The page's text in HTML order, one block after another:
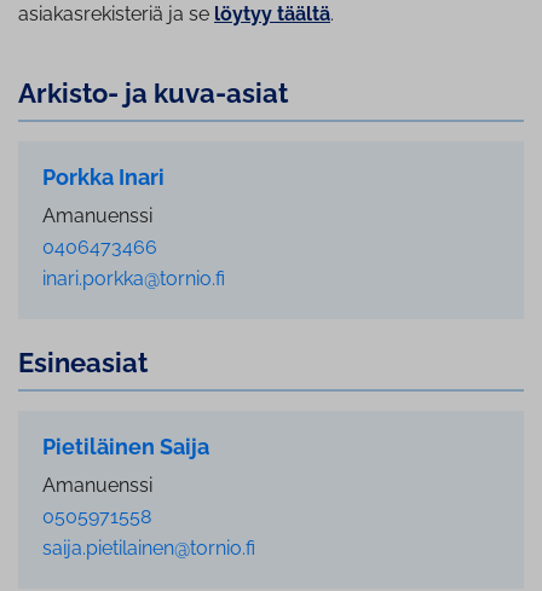
asiakasrekisteriä ja se löytyy täältä.
Arkisto- ja kuva-asiat
Porkka Inari
Amanuenssi
0406473466
inari.porkka@tornio.fi
Esineasiat
Pietiläinen Saija
Amanuenssi
0505971558
saija.pietilainen@tornio.fi